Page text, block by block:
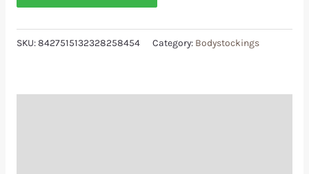
SKU:8427515132328258454 Category: Bodystockings